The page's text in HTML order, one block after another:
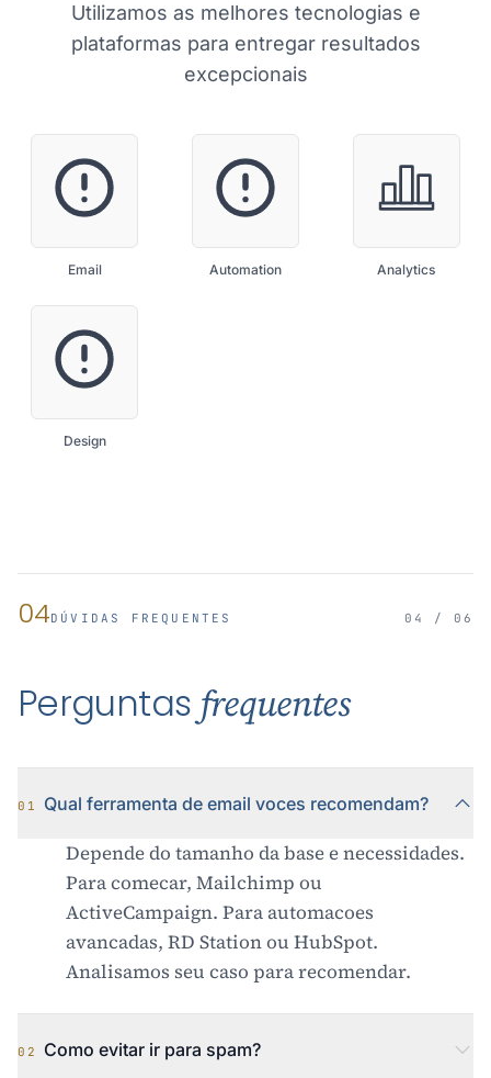
Utilizamos as melhores tecnologias e
plataformas para entregar resultados
excepcionais
Email Automation Analytics
Design
04DÚVIDAS FREQUENTES 04 / 06
Perguntas frequentes
01 Qual ferramenta de email voces recomendam?
Depende do tamanho da base e necessidades.
Para comecar, Mailchimp ou
ActiveCampaign. Para automacoes
avancadas, RD Station ou HubSpot.
Analisamos seu caso para recomendar.
02 Como evitar ir para spam?